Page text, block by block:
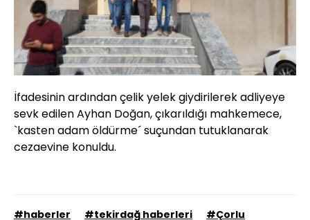
Sesi
Aç
Yüklendi
100.00%
Oynatma
Hızı
İfadesinin ardından çelik yelek giydirilerek adliyeye
sevk edilen Ayhan Doğan, çıkarıldığı mahkemece,
`kasten adam öldürme´ suçundan tutuklanarak
cezaevine konuldu.
#haberler #tekirdağ haberleri #Çorlu